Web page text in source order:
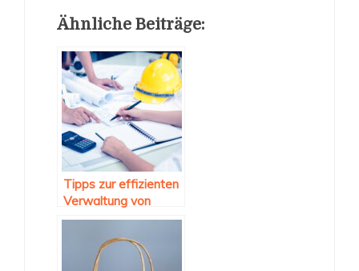
Ähnliche Beiträge:
Tipps zur effizienten
Verwaltung von
Bauprojekten